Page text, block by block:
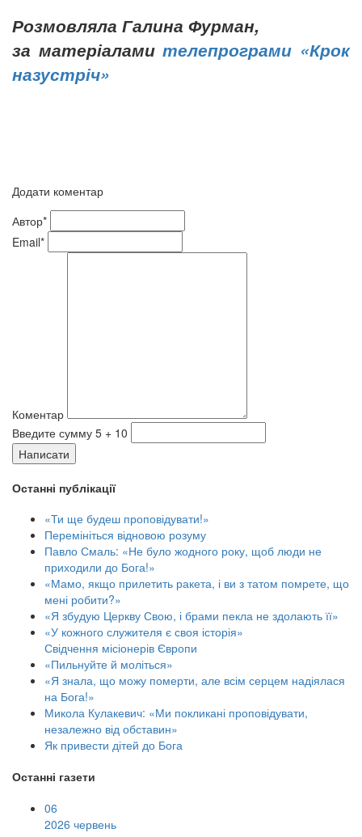
Розмовляла Галина Фурман,
за матеріаламителепрограми «Крок
назустріч»
Додати коментар
Автор*
Email*
Коментар
Введите сумму 5 + 10
Написати
Останні публікації
«Ти ще будеш проповідувати!»
Перемініться відновою розуму
Павло Смаль: «Не було жодного року, щоб люди не
приходили до Бога!»
«Мамо, якщо прилетить ракета, і ви з татом помрете, що
мені робити?»
«Я збудую Церкву Свою, і брами пекла не здолають її»
«У кожного служителя є своя історія»
Свідчення місіонерів Європи
«Пильнуйте й моліться»
«Я знала, що можу померти, але всім серцем надіялася
на Бога!»
Микола Кулакевич: «Ми покликані проповідувати,
незалежно від обставин»
Як привести дітей до Бога
Останні газети
06
2026 червень